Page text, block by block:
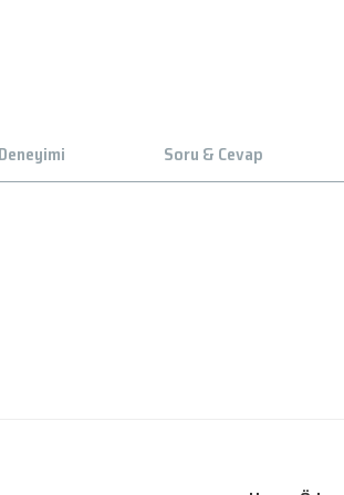
Soru & Cevap